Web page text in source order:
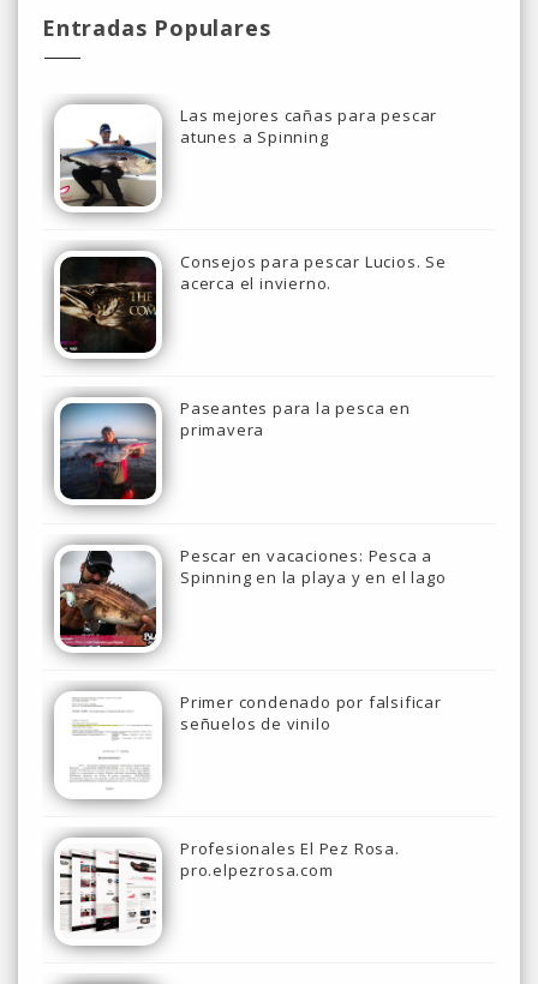
Entradas Populares
Las mejores cañas para pescar
atunes a Spinning
Consejos para pescar Lucios. Se
acerca el invierno.
Paseantes para la pesca en
primavera
Pescar en vacaciones: Pesca a
Spinning en la playa y en el lago
Primer condenado por falsificar
señuelos de vinilo
Profesionales El Pez Rosa.
pro.elpezrosa.com